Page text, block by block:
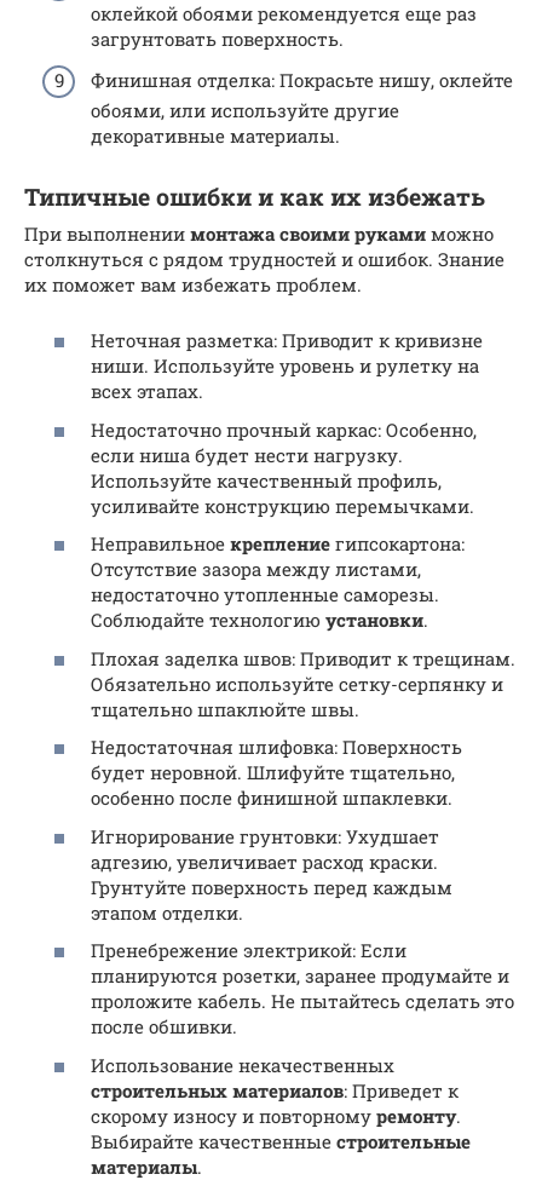
оклейкой обоями рекомендуется еще раз
загрунтовать поверхность.
Финишная отделка: Покрасьте нишу, оклейте
обоями, или используйте другие
декоративные материалы.
Типичные ошибки и как их избежать
При выполнении монтажа своими руками можно
столкнуться с рядом трудностей и ошибок. Знание
их поможет вам избежать проблем.
Неточная разметка: Приводит к кривизне
ниши. Используйте уровень и рулетку на
всех этапах.
Недостаточно прочный каркас: Особенно,
если ниша будет нести нагрузку.
Используйте качественный профиль,
усиливайте конструкцию перемычками.
Неправильное крепление гипсокартона:
Отсутствие зазора между листами,
недостаточно утопленные саморезы.
Соблюдайте технологию установки.
Плохая заделка швов: Приводит к трещинам.
Обязательно используйте сетку-серпянку и
тщательно шпаклюйте швы.
Недостаточная шлифовка: Поверхность
будет неровной. Шлифуйте тщательно,
особенно после финишной шпаклевки.
Игнорирование грунтовки: Ухудшает
адгезию, увеличивает расход краски.
Грунтуйте поверхность перед каждым
этапом отделки.
Пренебрежение электрикой: Если
планируются розетки, заранее продумайте и
проложите кабель. Не пытайтесь сделать это
после обшивки.
Использование некачественных
строительных материалов: Приведет к
скорому износу и повторному ремонту.
Выбирайте качественные строительные
материалы.